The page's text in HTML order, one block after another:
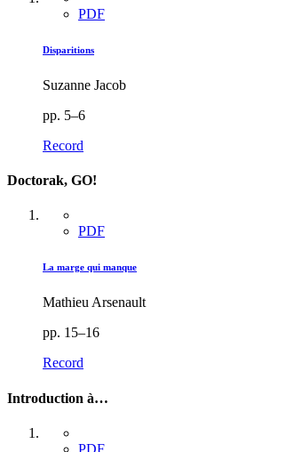
PDF
Disparitions
Suzanne Jacob
pp. 5–6
Record
Doctorak, GO!
PDF
La marge qui manque
Mathieu Arsenault
pp. 15–16
Record
Introduction à…
PDF